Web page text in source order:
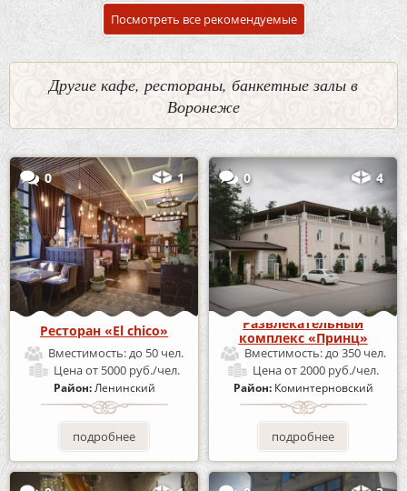
Посмотреть все рекомендуемые
Другие кафе, рестораны, банкетные залы в
Воронеже
0 1
Ресторан «El chico»
Вместимость:до 50 чел.
Ценаот 5000 руб./чел.
Район:Ленинский
подробнее
0 4
Развлекательный
комплекс «Принц»
Вместимость:до 350 чел.
Ценаот 2000 руб./чел.
Район: Коминтерновский
подробнее